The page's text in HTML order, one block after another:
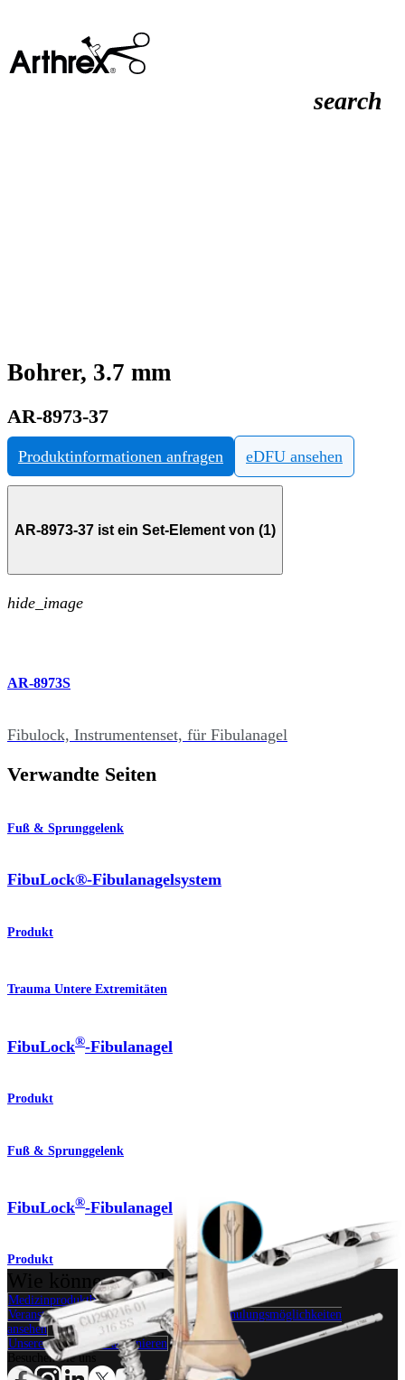
search
Bohrer, 3.7 mm
AR-8973-37
Produktinformationen anfragen eDFU ansehen
AR-8973-37 ist ein Set-Element von (1)
hide_image
AR-8973S
Fibulock, Instrumentenset, für Fibulanagel
Verwandte Seiten
Fuß & Sprunggelenk
FibuLock®-Fibulanagelsystem
Produkt
Trauma Untere Extremitäten
FibuLock®-Fibulanagel
Produkt
Fuß & Sprunggelenk
FibuLock®-Fibulanagel
Produkt
Wie können wir Ihnen helfen?
Medizinproduktberater:in kontaktieren
Veranstaltungen, Lab-Vorführungen und Schulungsmöglichkeiten
ansehen
Unseren Newsletter abonnieren
Besuchen Sie uns